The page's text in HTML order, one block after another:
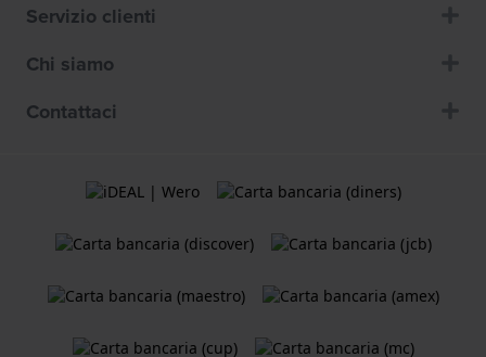
Servizio clienti
Chi siamo
Contattaci